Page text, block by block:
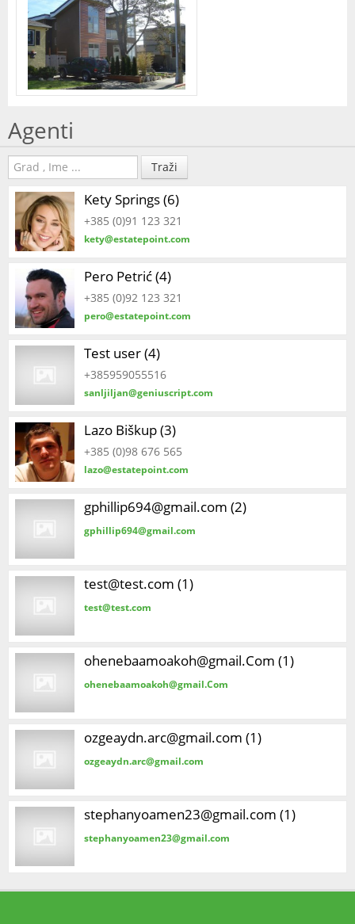
Agenti
Traži
Kety Springs (6)
+385 (0)91 123 321
kety@estatepoint.com
Pero Petrić (4)
+385 (0)92 123 321
pero@estatepoint.com
Test user (4)
+385959055516
sanljiljan@geniuscript.com
Lazo Biškup (3)
+385 (0)98 676 565
lazo@estatepoint.com
gphillip694@gmail.com (2)
gphillip694@gmail.com
test@test.com (1)
test@test.com
ohenebaamoakoh@gmail.Com (1)
ohenebaamoakoh@gmail.Com
ozgeaydn.arc@gmail.com (1)
ozgeaydn.arc@gmail.com
stephanyoamen23@gmail.com (1)
stephanyoamen23@gmail.com